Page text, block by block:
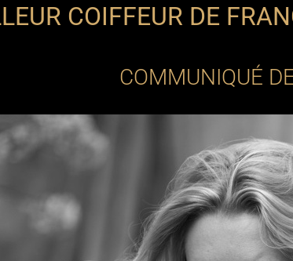
COIFFEUR DE
COMMUNIQUÉ